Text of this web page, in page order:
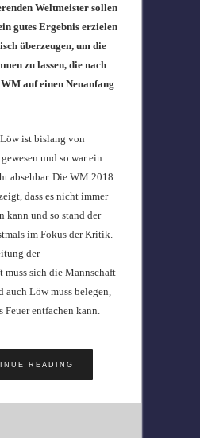
Weltmeister sollen
gutes Ergebnis erzielen
überzeugen, um die
zu lassen, die nach
auf einen Neuanfang
ist bislang von
und so war ein
absehbar. Die WM 2018
dass es nicht immer
kann und so stand der
im Fokus der Kritik.
der
muss sich die Mannschaft
auch Löw muss belegen,
Feuer entfachen kann.
READING